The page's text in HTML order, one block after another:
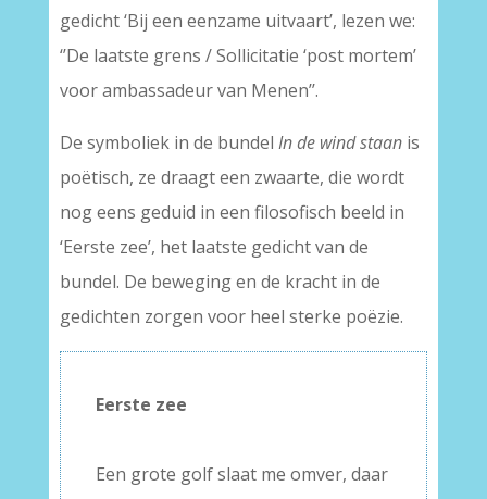
gedicht ‘Bij een eenzame uitvaart’, lezen we:
‘’De laatste grens / Sollicitatie ‘post mortem’
voor ambassadeur van Menen’’.
De symboliek in de bundel In de wind staanis
poëtisch, ze draagt een zwaarte, die wordt
nog eens geduid in een filosofisch beeld in
‘Eerste zee’, het laatste gedicht van de
bundel. De beweging en de kracht in de
gedichten zorgen voor heel sterke poëzie.
Eerste zee
Een grote golf slaat me omver, daar